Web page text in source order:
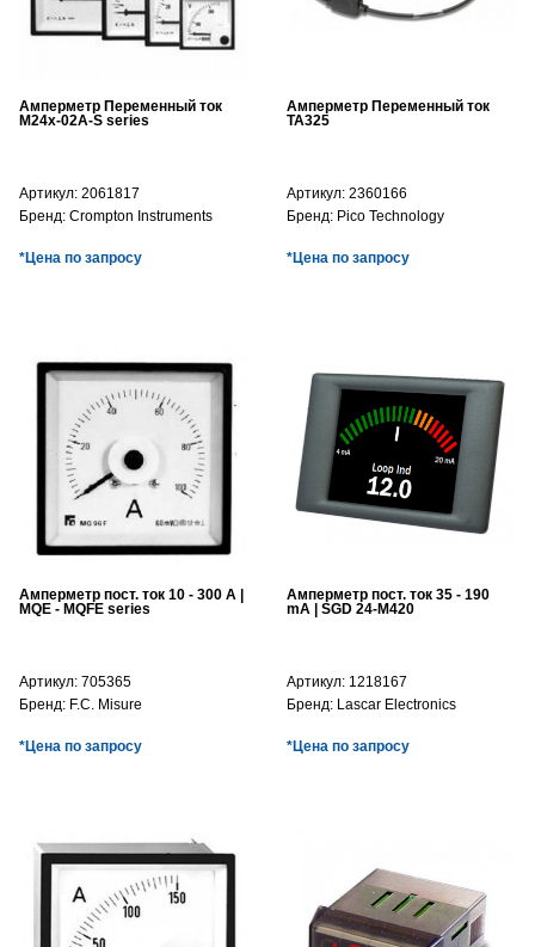
Амперметр Переменный ток
M24x-02A-S series
Артикул: 2061817
Бренд: Crompton Instruments
*Цена по запросу
Амперметр Переменный ток
TA325
Артикул: 2360166
Бренд: Pico Technology
*Цена по запросу
Амперметр пост. ток 10 - 300 A |
MQE - MQFE series
Артикул: 705365
Бренд: F.C. Misure
*Цена по запросу
Амперметр пост. ток 35 - 190
mA | SGD 24-M420
Артикул: 1218167
Бренд: Lascar Electronics
*Цена по запросу